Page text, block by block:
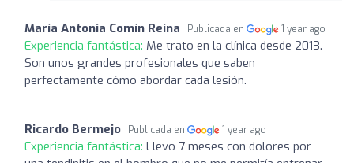
María Antonia Comín Reina Publicada en 1 year ago
Experiencia fantástica: Me trato en la clínica desde 2013.
Son unos grandes profesionales que saben
perfectamente cómo abordar cada lesión.
Ricardo Bermejo Publicada en 1 year ago
Experiencia fantástica: Llevo 7 meses con dolores por